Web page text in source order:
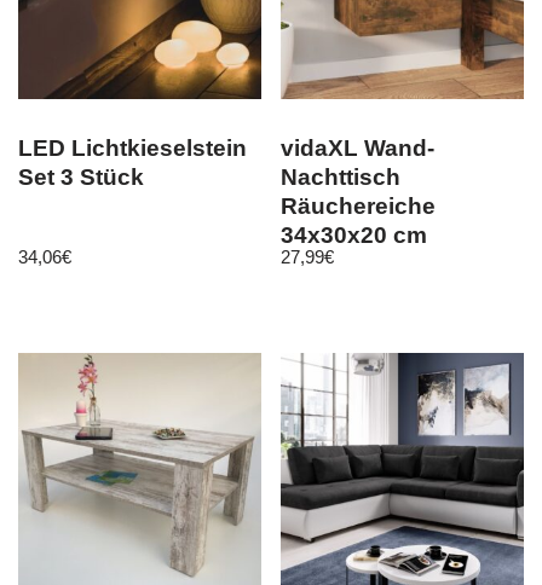
LED Lichtkieselstein
Set 3 Stück
34,06€
vidaXL Wand-
Nachttisch
Räuchereiche
34x30x20 cm
27,99€